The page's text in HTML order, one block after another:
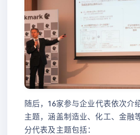
随后，16家参与企业代表依次介
主题，涵盖制造业、化工、金融
分代表及主题包括：